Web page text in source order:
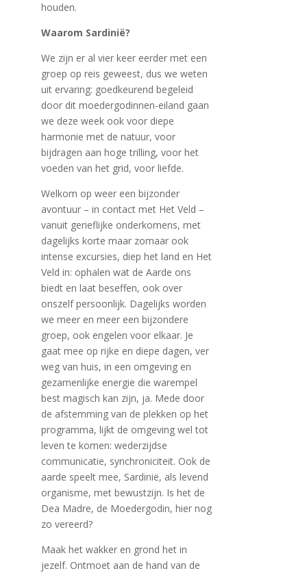
houden.
Waarom Sardinië?
We zijn er al vier keer eerder met een
groep op reis geweest, dus we weten
uit ervaring: goedkeurend begeleid
door dit moedergodinnen-eiland gaan
we deze week ook voor diepe
harmonie met de natuur, voor
bijdragen aan hoge trilling, voor het
voeden van het grid, voor liefde.
Welkom op weer een bijzonder
avontuur – in contact met Het Veld –
vanuit gerieflijke onderkomens, met
dagelijks korte maar zomaar ook
intense excursies, diep het land en Het
Veld in: ophalen wat de Aarde ons
biedt en laat beseffen, ook over
onszelf persoonlijk. Dagelijks worden
we meer en meer een bijzondere
groep, ook engelen voor elkaar. Je
gaat mee op rijke en diepe dagen, ver
weg van huis, in een omgeving en
gezamenlijke energie die warempel
best magisch kan zijn, ja. Mede door
de afstemming van de plekken op het
programma, lijkt de omgeving wel tot
leven te komen: wederzijdse
communicatie, synchroniciteit. Ook de
aarde speelt mee, Sardinië, als levend
organisme, met bewustzijn. Is het de
Dea Madre, de Moedergodin, hier nog
zo vereerd?
Maak het wakker en grond het in
jezelf. Ontmoet aan de hand van de